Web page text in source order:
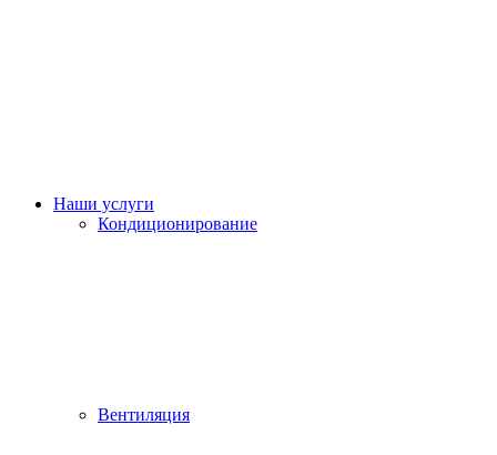
Наши услуги
Кондиционирование
Вентиляция